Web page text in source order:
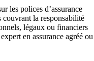
les polices d’assurance
couvrant la responsabilité
légaux ou financiers
en assurance agréé ou